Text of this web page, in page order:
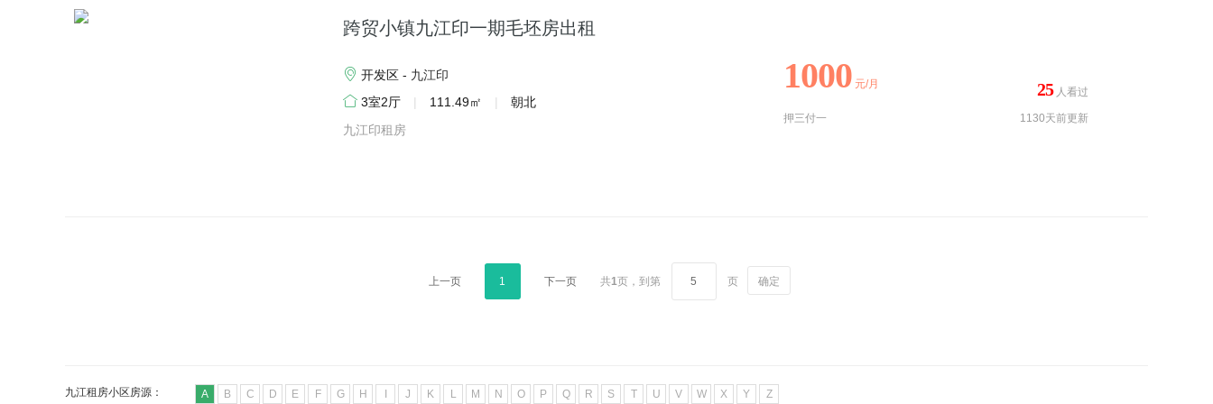
跨贸小镇九江印一期毛坯房出租
开发区 - 九江印
3室2厅
| 111.49㎡ |
朝北
九江印租房
25 人看过
1130天前更新
1000 元/月
押三付一
上一页 1 下一页 共1页， 到第 页 确定
九江租房小区房源： A B C D E F G H J K L M N O P Q R S T U V W X Y Z